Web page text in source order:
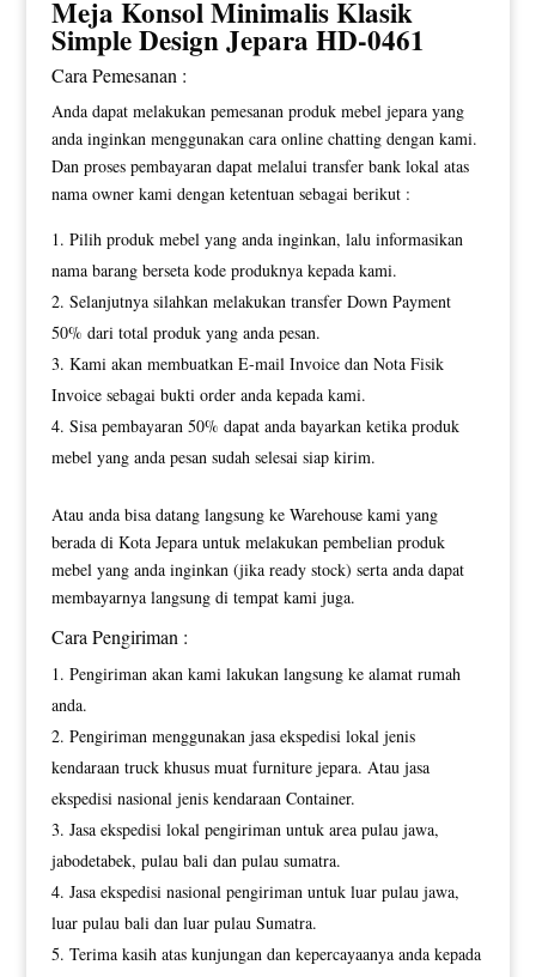
Meja Konsol MinimalisKlasik
Simple Design Jepara HD-0461
Cara Pemesanan :
Anda dapat melakukan pemesanan produk mebel jepara yang
anda inginkan menggunakan cara online chatting dengan kami.
Dan proses pembayaran dapat melalui transfer bank lokal atas
nama owner kami dengan ketentuan sebagai berikut :
Pilih produk mebel yang anda inginkan, lalu informasikan
nama barang berseta kode produknya kepada kami.
Selanjutnya silahkan melakukan transfer Down Payment
50% dari total produk yang anda pesan.
Kami akan membuatkan E-mail Invoice dan Nota Fisik
Invoice sebagai bukti order anda kepada kami.
Sisa pembayaran 50% dapat anda bayarkan ketika produk
mebel yang anda pesan sudah selesai siap kirim.
Atau anda bisa datang langsung ke Warehouse kami yang
berada di Kota Jepara untuk melakukan pembelian produk
mebel yang anda inginkan (jika ready stock) serta anda dapat
membayarnya langsung di tempat kami juga.
Cara Pengiriman :
Pengiriman akan kami lakukan langsung ke alamat rumah
anda.
Pengiriman menggunakan jasa ekspedisi lokal jenis
kendaraan truck khusus muat furniture jepara. Atau jasa
ekspedisi nasional jenis kendaraan Container.
Jasa ekspedisi lokal pengiriman untuk area pulau jawa,
jabodetabek, pulau bali dan pulau sumatra.
Jasa ekspedisi nasional pengiriman untuk luar pulau jawa,
luar pulau bali dan luar pulau Sumatra.
Terima kasih atas kunjungan dan kepercayaanya anda kepada